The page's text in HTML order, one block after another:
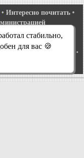
• Интересно почитать •
1•Мондео 1 и 2•
Эскорт 4 •Эскорт 5
Скорпио 1
•
стабильно,
для вас 🍪